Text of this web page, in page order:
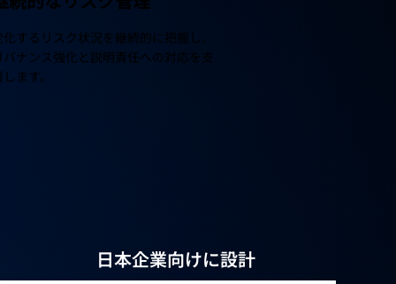
化するリスク状況を継続的に把握し、
バナンス強化と説明責任への対応を支
ます。
日本企業向けに設計